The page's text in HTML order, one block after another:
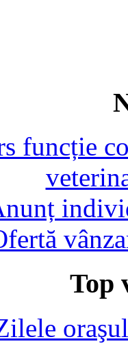
funcție
Top